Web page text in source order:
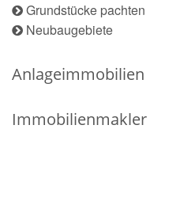
Grundstücke pachten
Neubaugebiete
Anlageimmobilien
Immobilienmakler